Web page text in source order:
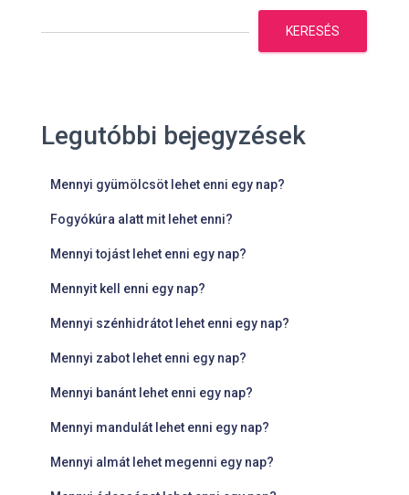
KERESÉS
Legutóbbi bejegyzések
Mennyi gyümölcsöt lehet enni egy nap?
Fogyókúra alatt mit lehet enni?
Mennyi tojást lehet enni egy nap?
Mennyit kell enni egy nap?
Mennyi szénhidrátot lehet enni egy nap?
Mennyi zabot lehet enni egy nap?
Mennyi banánt lehet enni egy nap?
Mennyi mandulát lehet enni egy nap?
Mennyi almát lehet megenni egy nap?